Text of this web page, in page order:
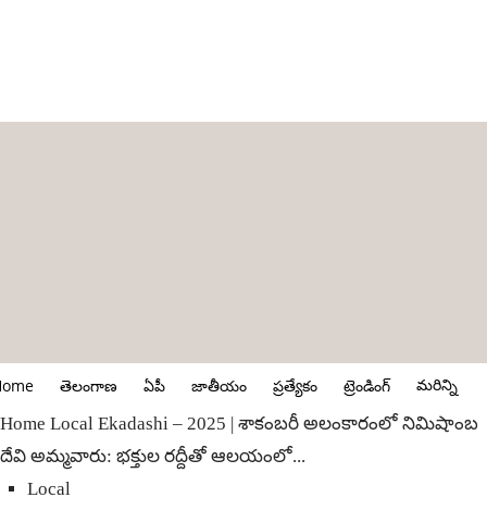
తెలంగాణ ఏపీ జాతీయం ప్రత్యేకం ట్రెండింగ్
మరిన్ని
Home Local Ekadashi – 2025 | శాకంబ‌రీ అలంకారంలో నిమిషాంబ
దేవి అమ్మవారు: భక్తుల రద్దీతో ఆలయంలో...
Local